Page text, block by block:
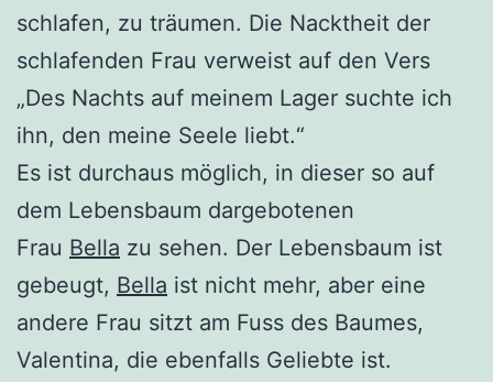
schlafen, zu träumen. Die Nacktheit der
schlafenden Frau verweist auf den Vers
„Des Nachts auf meinem Lager suchte ich
ihn, den meine Seele liebt.“
Es ist durchaus möglich, in dieser so auf
dem Lebensbaum dargebotenen
Frau Bella zu sehen. Der Lebensbaum ist
gebeugt, Bella ist nicht mehr, aber eine
andere Frau sitzt am Fuss des Baumes,
Valentina, die ebenfalls Geliebte ist.